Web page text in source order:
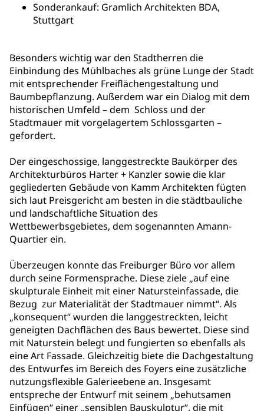
Sonderankauf: Gramlich Architekten BDA,
Stuttgart
Besonders wichtig war den Stadtherren die
Einbindung des Mühlbaches als grüne Lunge der Stadt
mit entsprechender Freiflächengestaltung und
Baumbepflanzung. Außerdem war ein Dialog mit dem
historischen Umfeld – dem Schloss und der
Stadtmauer mit vorgelagertem Schlossgarten –
gefordert.
Der eingeschossige, langgestreckte Baukörper des
Architekturbüros Harter + Kanzler sowie die klar
gegliederten Gebäude von Kamm Architekten fügten
sich laut Preisgericht am besten in die städtbauliche
und landschaftliche Situation des
Wettbewerbsgebietes, dem sogenannten Amann-
Quartier ein.
Überzeugen konnte das Freiburger Büro vor allem
durch seine Formensprache. Diese ziele „auf eine
skulpturale Einheit mit einer Natursteinfassade, die
Bezug zur Materialität der Stadtmauer nimmt“. Als
„konsequent“ wurden die langgestreckten, leicht
geneigten Dachflächen des Baus bewertet. Diese sind
mit Naturstein belegt und fungierten so ebenfalls als
eine Art Fassade. Gleichzeitig biete die Dachgestaltung
des Entwurfes im Bereich des Foyers eine zusätzliche
nutzungsflexible Galerieebene an. Insgesamt
entspreche der Entwurf mit seinem „behutsamen
Einfügen“ einer „sensiblen Bauskulptur“, die mit